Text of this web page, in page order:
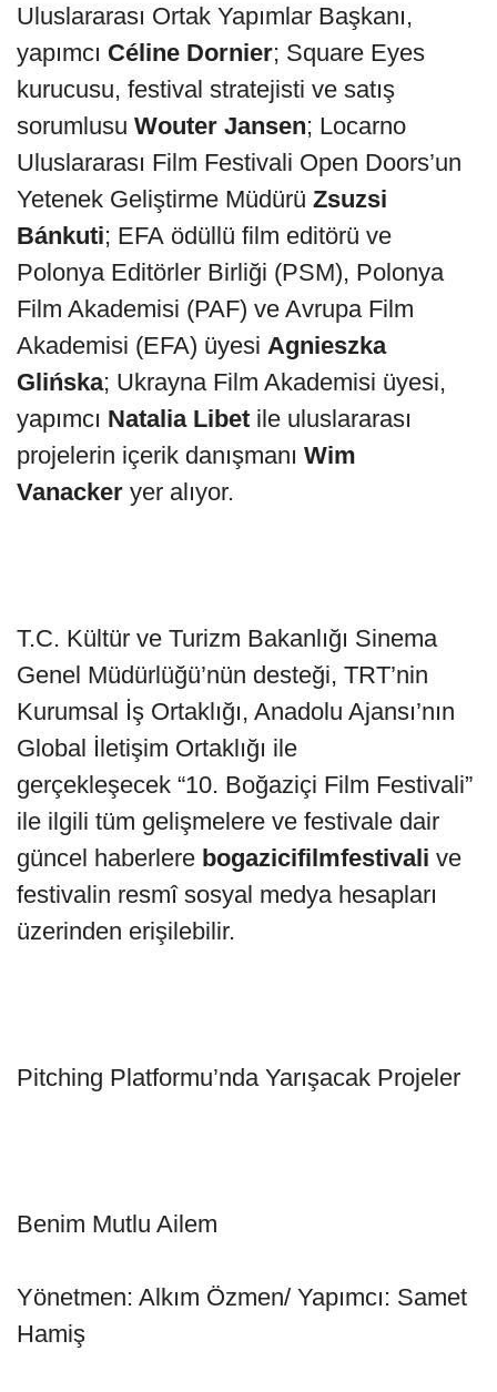
Uluslararası Ortak Yapımlar Başkanı,
yapımcı Céline Dornier; Square Eyes
kurucusu, festival stratejisti ve satış
sorumlusu Wouter Jansen; Locarno
Uluslararası Film Festivali Open Doors’un
Yetenek Geliştirme Müdürü Zsuzsi
Bánkuti; EFA ödüllü film editörü ve
Polonya Editörler Birliği (PSM), Polonya
Film Akademisi (PAF) ve Avrupa Film
Akademisi (EFA) üyesi Agnieszka
Glińska; Ukrayna Film Akademisi üyesi,
yapımcı Natalia Libet ile uluslararası
projelerin içerik danışmanı Wim
Vanacker yer alıyor.
T.C. Kültür ve Turizm Bakanlığı Sinema
Genel Müdürlüğü’nün desteği, TRT’nin
Kurumsal İş Ortaklığı, Anadolu Ajansı’nın
Global İletişim Ortaklığı ile
gerçekleşecek “10. Boğaziçi Film Festivali”
ile ilgili tüm gelişmelere ve festivale dair
güncel haberlere bogazicifilmfestivali ve
festivalin resmî sosyal medya hesapları
üzerinden erişilebilir.
Pitching Platformu’nda Yarışacak Projeler
Benim Mutlu Ailem
Yönetmen: Alkım Özmen/ Yapımcı: Samet
Hamiş